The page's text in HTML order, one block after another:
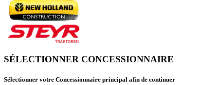
SÉLECTIONNER CONCESSIONNAIRE
Sélectionner votre Concessionnaire principal afin de continuer